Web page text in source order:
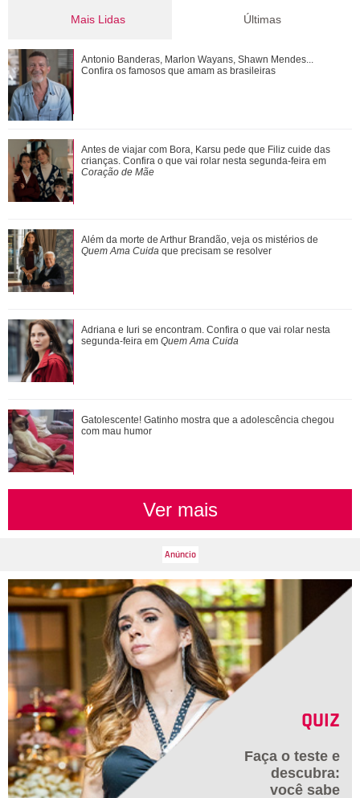
Mais Lidas
Antonio Banderas, Marlon Wayans, Shawn Mendes...
Confira os famosos que amam as brasileiras
Agrado desabafa com Eduarda sobre sua decepção com
João Raul. Saiba o que vai acontecer em...
Jim Curtis, Brad Pitt, Justin Theroux... Relembre os amores
da vida de Jennifer Aniston
Além da morte de Arthur Brandão, veja os mistérios de
Quem Ama Cuida que precisam se resol...
Gatolescente! Gatinho mostra que a adolescência chegou
com mau humor
Últimas
Antonio Banderas, Marlon Wayans, Shawn Mendes...
Confira os famosos que amam as brasileiras
Antes de viajar com Bora, Karsu pede que Filiz cuide das
crianças. Confira o que vai rolar nesta segunda-feira em
Coração de Mãe
Além da morte de Arthur Brandão, veja os mistérios de
Quem Ama Cuida que precisam se resolver
Adriana e Iuri se encontram. Confira o que vai rolar nesta
segunda-feira em Quem Ama Cuida
Gatolescente! Gatinho mostra que a adolescência chegou
com mau humor
Ver mais
QUIZ
Faça o teste e
descubra:
você sabe